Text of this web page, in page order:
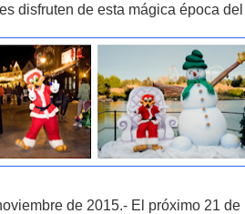
disfruten de esta mágica época
de 2015.- El próximo 21 de